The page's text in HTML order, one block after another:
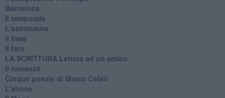
Barcelona
Il temporale
L'astronauta
Il frate
Il faro
​LA SCRITTURA Lettera ad un amico
Il romanzo
Cinque poesie di Marco Celati
L'airone